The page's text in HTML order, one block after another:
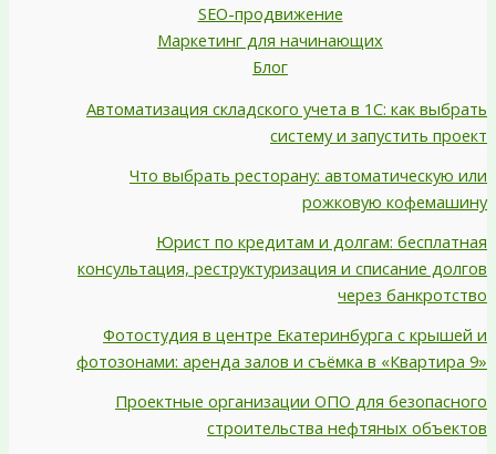
SEO-продвижение
Маркетинг для начинающих
Блог
Автоматизация складского учета в 1С: как выбрать
систему и запустить проект
Что выбрать ресторану: автоматическую или
рожковую кофемашину
Юрист по кредитам и долгам: бесплатная
консультация, реструктуризация и списание долгов
через банкротство
Фотостудия в центре Екатеринбурга с крышей и
фотозонами: аренда залов и съёмка в «Квартира 9»
Проектные организации ОПО для безопасного
строительства нефтяных объектов